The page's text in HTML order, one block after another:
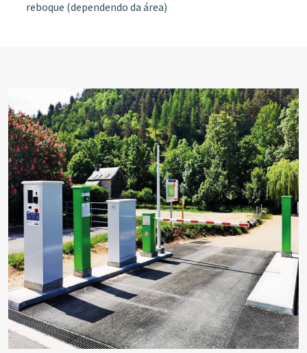
reboque (dependendo da área)